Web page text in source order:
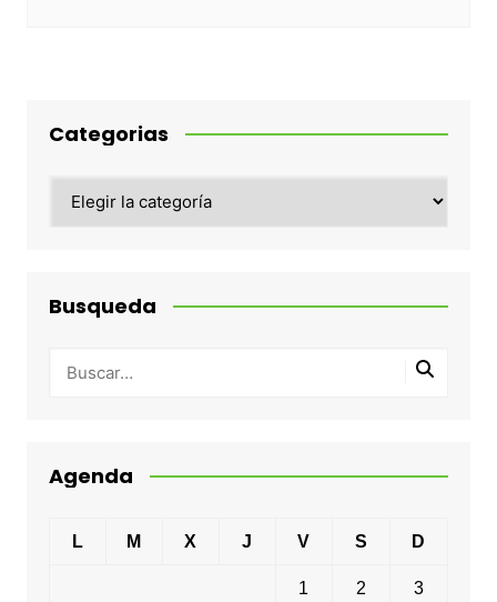
Categorias
Busqueda
Agenda
L M X J V S D
1 2 3